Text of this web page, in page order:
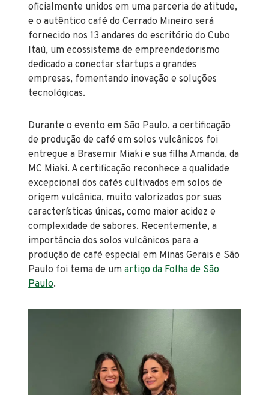
oficialmente unidos em uma parceria de atitude,
e o autêntico café do Cerrado Mineiro será
fornecido nos 13 andares do escritório do Cubo
Itaú, um ecossistema de empreendedorismo
dedicado a conectar startups a grandes
empresas, fomentando inovação e soluções
tecnológicas.
Durante o evento em São Paulo, a certificação
de produção de café em solos vulcânicos foi
entregue a Brasemir Miaki e sua filha Amanda, da
MC Miaki. A certificação reconhece a qualidade
excepcional dos cafés cultivados em solos de
origem vulcânica, muito valorizados por suas
características únicas, como maior acidez e
complexidade de sabores. Recentemente, a
importância dos solos vulcânicos para a
produção de café especial em Minas Gerais e São
Paulo foi tema de umartigo da Folha de São
Paulo.